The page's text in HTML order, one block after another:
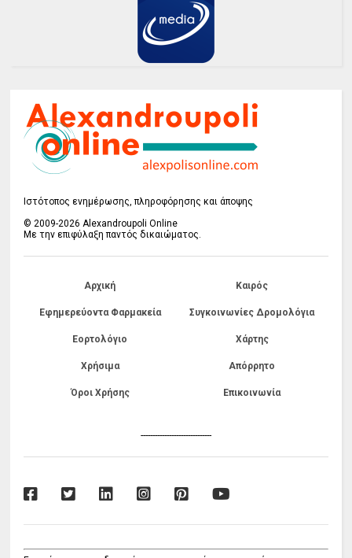
Ιστότοπος ενημέρωσης, πληροφόρησης και άποψης
© 2009-2026 Alexandroupoli Online
Με την επιφύλαξη παντός δικαιώματος.
Αρχική Καιρός
Εφημερεύοντα Φαρμακεία Συγκοινωνίες Δρομολόγια
Εορτολόγιο Χάρτης
Χρήσιμα Απόρρητο
Όροι Χρήσης Επικοινωνία
------------------------------